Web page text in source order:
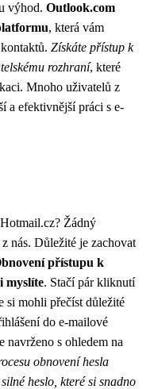
výhod. Outlook.com
, která vám
Získáte přístup k
rozhraní, které
Mnoho uživatelů z
a efektivnější práci s e-
Žádný
nás. Důležité je zachovat
přístupu k
myslíte. Stačí pár kliknutí
si mohli přečíst důležité
do e-mailové
navrženo s ohledem na
obnovení hesla
heslo, které si snadno